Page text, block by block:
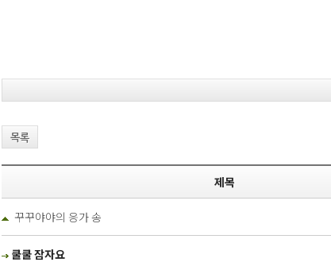
목록
제목
꾸꾸야야의 응가 송
쿨쿨 잠자요